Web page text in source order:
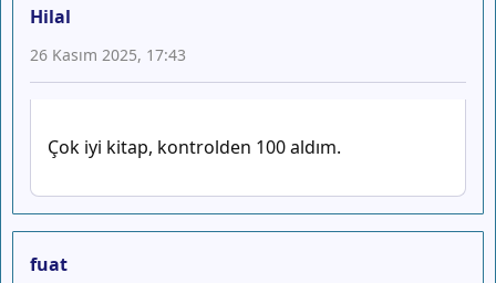
Hilal
26 Kasım 2025, 17:43
Çok iyi kitap, kontrolden 100 aldım.
fuat